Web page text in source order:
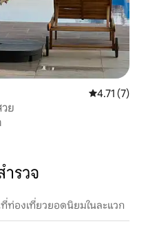
คะแนนเฉลี่ย
4.71 (7)
ย
รวจ
ท่องเที่ยวยอดนิยมในละแวก